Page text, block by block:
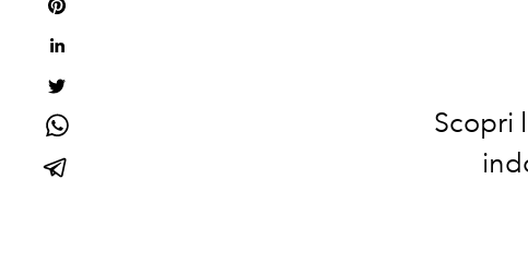
Scopri